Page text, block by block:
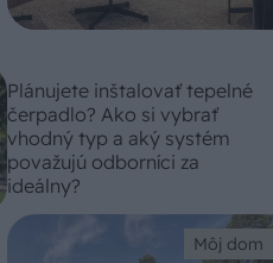
Plánujete inštalovať tepelné
čerpadlo? Ako si vybrať
vhodný typ a aký systém
považujú odborníci za
ideálny?
Môj dom